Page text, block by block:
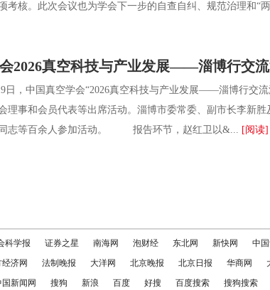
考核。此次会议也为学会下一步的自查自纠、规范治理和“
2026真空科技与产业发展——淄博行交
中国真空学会“2026真空科技与产业发展——淄博行交流
理事和会员代表等出席活动。淄博市委常委、副市长李新
志等百余人参加活动。 报告环节，赵红卫以&... [阅读]
科学报 证券之星 南海网 泡财经 东北网 新快网 中
经济网
法制晚报 大洋网 北京晚报 北京日报 华商网
国新闻网
搜狗 新浪 百度 好搜 百度搜索 搜狗搜索